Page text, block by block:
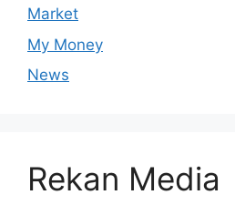
Market
My Money
News
Rekan Media